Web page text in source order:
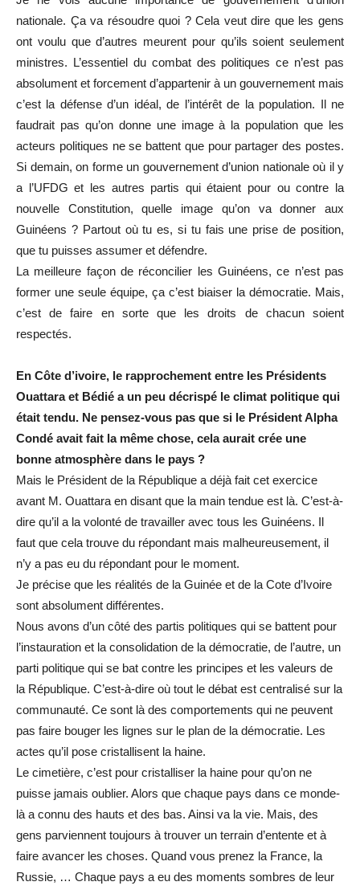
nationale. Ça va résoudre quoi ? Cela veut dire que les gens
ont voulu que d’autres meurent pour qu’ils soient seulement
ministres. L’essentiel du combat des politiques ce n’est pas
absolument et forcement d’appartenir à un gouvernement mais
c’est la défense d’un idéal, de l’intérêt de la population. Il ne
faudrait pas qu’on donne une image à la population que les
acteurs politiques ne se battent que pour partager des postes.
Si demain, on forme un gouvernement d’union nationale où il y
a l’UFDG et les autres partis qui étaient pour ou contre la
nouvelle Constitution, quelle image qu’on va donner aux
Guinéens ? Partout où tu es, si tu fais une prise de position,
que tu puisses assumer et défendre.
La meilleure façon de réconcilier les Guinéens, ce n’est pas
former une seule équipe, ça c’est biaiser la démocratie. Mais,
c’est de faire en sorte que les droits de chacun soient
respectés.
En Côte d’ivoire, le rapprochement entre les Présidents
Ouattara et Bédié a un peu décrispé le climat politique qui
était tendu. Ne pensez-vous pas que si le Président Alpha
Condé avait fait la même chose, cela aurait crée une
bonne atmosphère dans le pays ?
Mais le Président de la République a déjà fait cet exercice
avant M. Ouattara en disant que la main tendue est là. C’est-à-
dire qu’il a la volonté de travailler avec tous les Guinéens. Il
faut que cela trouve du répondant mais malheureusement, il
n’y a pas eu du répondant pour le moment.
Je précise que les réalités de la Guinée et de la Cote d’Ivoire
sont absolument différentes.
Nous avons d’un côté des partis politiques qui se battent pour
l’instauration et la consolidation de la démocratie, de l’autre, un
parti politique qui se bat contre les principes et les valeurs de
la République. C’est-à-dire où tout le débat est centralisé sur la
communauté. Ce sont là des comportements qui ne peuvent
pas faire bouger les lignes sur le plan de la démocratie. Les
actes qu’il pose cristallisent la haine.
Le cimetière, c’est pour cristalliser la haine pour qu’on ne
puisse jamais oublier. Alors que chaque pays dans ce monde-
là a connu des hauts et des bas. Ainsi va la vie. Mais, des
gens parviennent toujours à trouver un terrain d’entente et à
faire avancer les choses. Quand vous prenez la France, la
Russie, … Chaque pays a eu des moments sombres de leur